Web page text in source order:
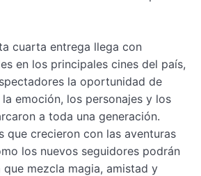
cuarta entrega llega con
en los principales cines del país,
la oportunidad de
emoción, los personajes y los
a toda una generación.
que crecieron con las aventuras
los nuevos seguidores podrán
mezcla magia, amistad y